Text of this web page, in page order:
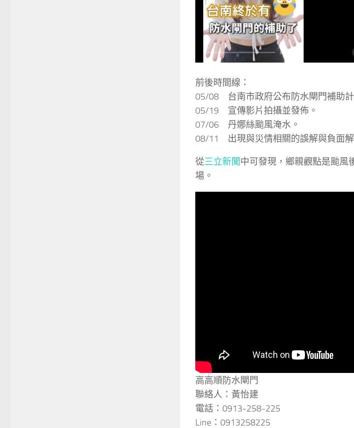
前後時間線：
05/08 台南市政府公布防水閘門補助計
05/19 宣傳影片拍攝並發佈。
07/06 丹娜絲颱風淹水。
08/11 出現與災情相關的誤解與負面解
從三立新聞中可發現，鄉親觀點是颱風
場。
高高順防水閘門
聯絡人：黃怡建
電話：0913-258-225
Line：0913258225